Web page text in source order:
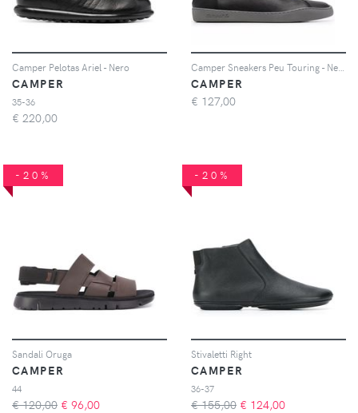
Camper Pelotas Ariel - Nero
CAMPER
35-36
€ 220,00
CAMPER
€ 127,00
-20%
Sandali Oruga
CAMPER
44
€ 120,00 € 96,00
-20%
Stivaletti Right
CAMPER
36-37
€ 155,00 € 124,00